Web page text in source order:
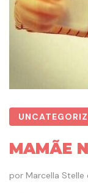
MAMÃE
por Marcella Stelle